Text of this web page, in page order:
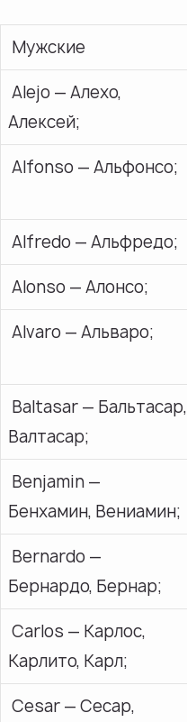
Мужские
Alejo — Алехо,
Алексей;
Alfonso — Альфонсо;
Alfredo — Альфредо;
Alonso — Алонсо;
Аlvaro — Альваро;
Baltasar — Бальтасар,
Валтасар;
Benjamin —
Бенхамин, Вениамин;
Bernardo —
Бернардо, Бернар;
Carlos — Карлос,
Карлито, Карл;
Cesar — Сесар,